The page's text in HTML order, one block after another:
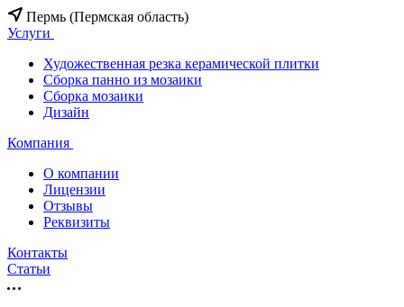
Пермь (Пермская область)
Услуги
Художественная резка керамической плитки
Сборка панно из мозаики
Сборка мозаики
Дизайн
Компания
О компании
Лицензии
Отзывы
Реквизиты
Контакты
Статьи